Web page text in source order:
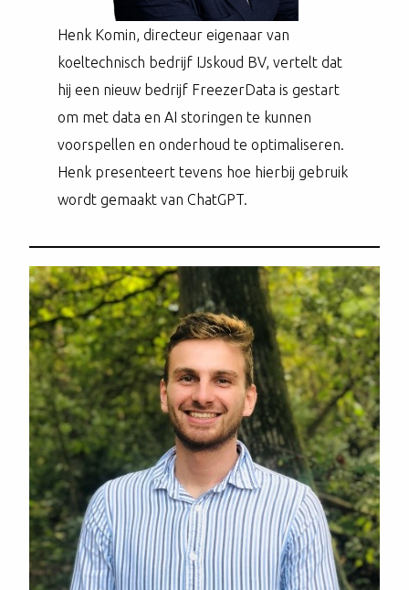
Henk Komin, directeur eigenaar van
koeltechnisch bedrijf IJskoud BV, vertelt dat
hij een nieuw bedrijf FreezerData is gestart
om met data en AI storingen te kunnen
voorspellen en onderhoud te optimaliseren.
Henk presenteert tevens hoe hierbij gebruik
wordt gemaakt van ChatGPT.